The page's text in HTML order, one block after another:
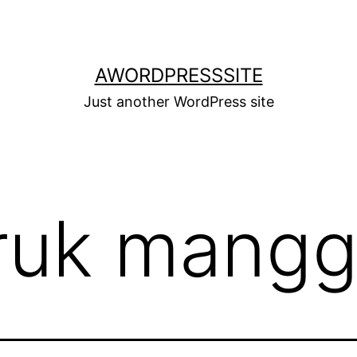
AWORDPRESSSITE
Just another WordPress site